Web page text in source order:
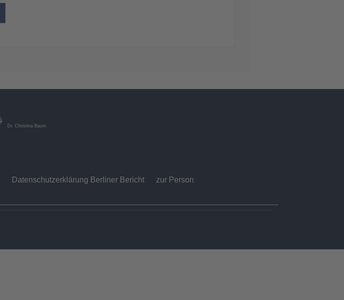
Dr. Christina Baum
Datenschutzerklärung Berliner Bericht zur Person